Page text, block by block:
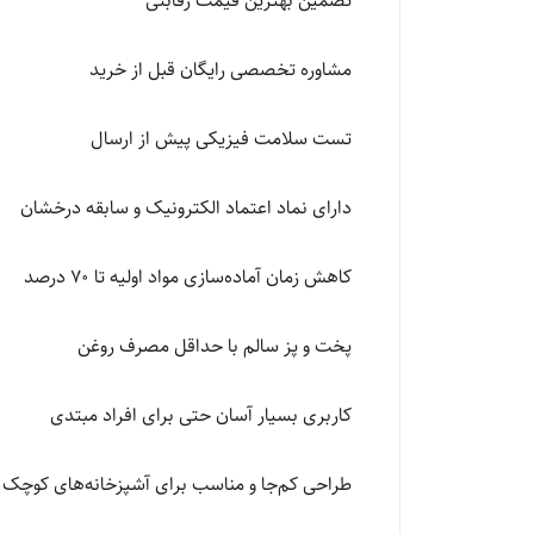
مشاوره تخصصی رایگان قبل از خرید
تست سلامت فیزیکی پیش از ارسال
دارای نماد اعتماد الکترونیک و سابقه درخشان
کاهش زمان آماده‌سازی مواد اولیه تا ۷۰ درصد
پخت و پز سالم با حداقل مصرف روغن
کاربری بسیار آسان حتی برای افراد مبتدی
طراحی کم‌جا و مناسب برای آشپزخانه‌های کوچک